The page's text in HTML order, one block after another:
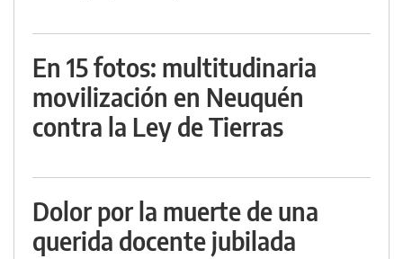
En 15 fotos: multitudinaria
movilización en Neuquén
contra la Ley de Tierras
Dolor por la muerte de una
querida docente jubilada